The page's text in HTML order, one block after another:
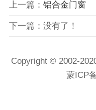
上一篇： 铝合金门窗
下一篇：没有了！
Copyright © 2002-
蒙ICP